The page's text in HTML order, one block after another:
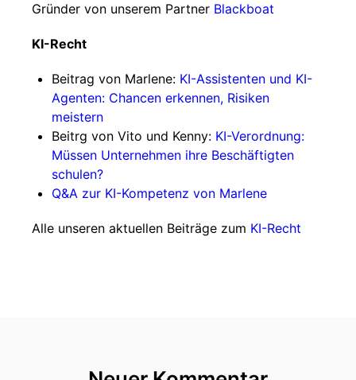
Gründer von unserem Partner Blackboat
KI-Recht
Beitrag von Marlene: KI-Assistenten und KI-
Agenten: Chancen erkennen, Risiken
meistern
Beitrg von Vito und Kenny: KI-Verordnung:
Müssen Unternehmen ihre Beschäftigten
schulen?
Q&A zur KI-Kompetenz von Marlene
Alle unseren aktuellen Beiträge zum KI-Recht